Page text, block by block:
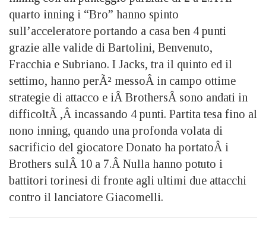
quarto inning i “Bro” hanno spinto
sull’acceleratore portando a casa ben 4 punti
grazie alle valide di Bartolini, Benvenuto,
Fracchia e Subriano. I Jacks, tra il quinto ed il
settimo, hanno perÃ² messoÂ in campo ottime
strategie di attacco e iÂ BrothersÂ sono andati in
difficoltÃ ,Â incassando 4 punti. Partita tesa fino al
nono inning, quando una profonda volata di
sacrificio del giocatore Donato ha portatoÂ i
Brothers sulÂ 10 a 7.Â Nulla hanno potuto i
battitori torinesi di fronte agli ultimi due attacchi
contro il lanciatore Giacomelli.